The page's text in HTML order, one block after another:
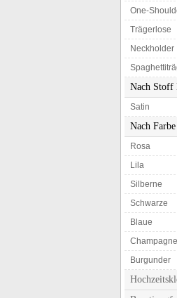
One-
Trägerlose
Neckholder
Nach Stoff
Satin
Nach
Rosa
Lila
Silberne
Schwarze
Blaue
Burgunder